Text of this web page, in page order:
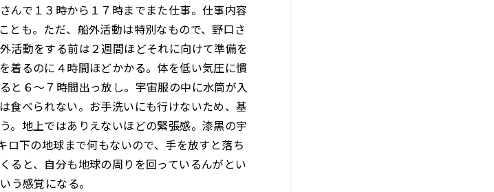
んで１３時から１７時までまた仕事。仕事内容
とも。ただ、船外活動は特別なもので、野口さ
活動をする前は２週間ほどそれに向けて準備を
着るのに４時間ほどかかる。体を低い気圧に慣
と６～７時間出っ放し。宇宙服の中に水筒が入
食べられない。お手洗いにも行けないため、基
。地上ではありえないほどの緊張感。漆黒の宇
下の地球まで何もないので、手を放すと落ち
ると、自分も地球の周りを回っているんがとい
う感覚になる。